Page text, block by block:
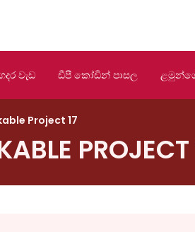
වැඩ ඩීපී කෝඩින් පාසල
Project 17
PROJECT